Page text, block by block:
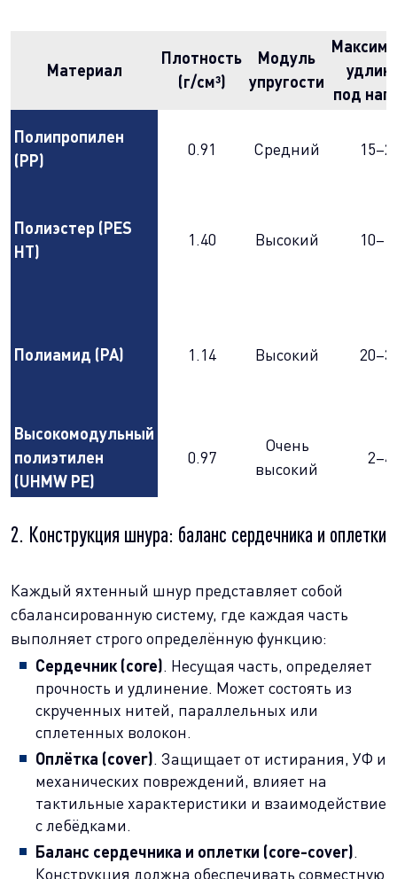
Материал
Плотность
(г/см³)
Модуль
упругости
под
Полипропилен
(PP)
0.91 Средний
Полиэстер (PES
HT)
1.40 Высокий
Полиамид (PA) 1.14 Высокий
Высокомодульный
полиэтилен
(UHMW PE)
0.97
Очень
высокий
2. Конструкция шнура: баланс сердечника и оплетки
Каждый яхтенный шнур представляет собой
сбалансированную систему, где каждая часть
выполняет строго определённую функцию:
Сердечник (core). Несущая часть, определяет
прочность и удлинение. Может состоять из
скрученных нитей, параллельных или
сплетенных волокон.
Оплётка (cover). Защищает от истирания, УФ и
механических повреждений, влияет на
тактильные характеристики и взаимодействие
с лебёдками.
Баланс сердечника и оплетки (core-cover).
Конструкция должна обеспечивать совместную